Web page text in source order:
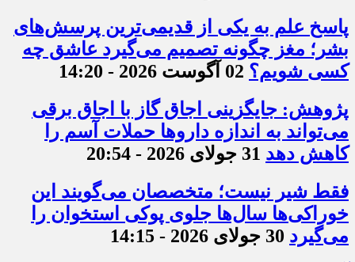
پاسخ علم به یکی از قدیمی‌ترین پرسش‌های
بشر؛ مغز چگونه تصمیم می‌گیرد عاشق چه
کسی شویم؟ 02 آگوست 2026 - 14:20
پژوهش: جایگزینی اجاق گاز با اجاق برقی
می‌تواند به اندازه داروها حملات آسم را
کاهش دهد 31 جولای 2026 - 20:54
فقط شیر نیست؛ متخصصان می‌گویند این
خوراکی‌ها سال‌ها جلوی پوکی استخوان را
می‌گیرد 30 جولای 2026 - 14:15